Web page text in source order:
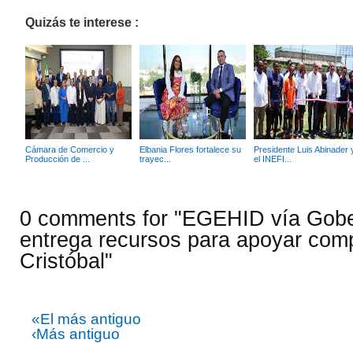
Quizás te interese :
Cámara de Comercio y
Producción de ...
Elbania Flores fortalece su
trayec...
Presidente Luis Abinader
el INEFI...
0 comments for "EGEHID vía
entrega recursos para apoyar
Cristóbal"
«El más antiguo
‹Más antiguo